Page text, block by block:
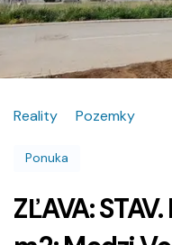
Reality Pozemky
Ponuka
ZĽAVA: